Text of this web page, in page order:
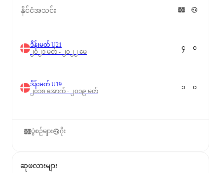
နိုင်ငံအသင်း
ဒိန်းမတ် U21
၂၀၂၁ မတ် - ၂၀၂၂ မေ
၄ ၀
ဒိန်းမတ် U19
၂၀၁၈ အောက် - ၂၀၁၉ မတ်
၁ ၀
ပွဲစဉ်များ ဂိုး
ဆုဖလားများ